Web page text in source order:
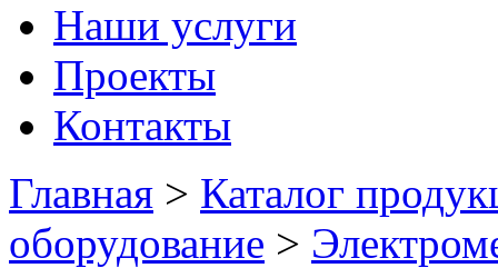
Наши услуги
Проекты
Контакты
Главная > Каталог
оборудование >